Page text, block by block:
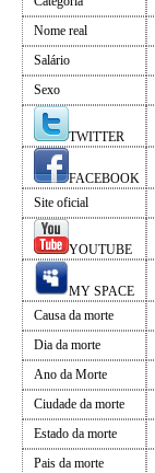
Nome real
Salário
Sexo
TWITTER
FACEBOOK
Site oficial
YOUTUBE
MY SPACE
Causa da morte
Dia da morte
Ano da Morte
Ciudade da morte
Estado da morte
Pais da morte